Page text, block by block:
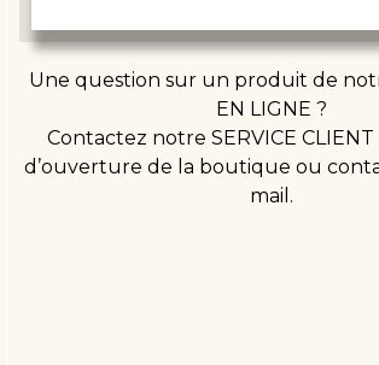
Une question sur un produit de
EN LIGNE ?
Contactez notre SERVICE
d’ouverture de la boutique ou
mail.